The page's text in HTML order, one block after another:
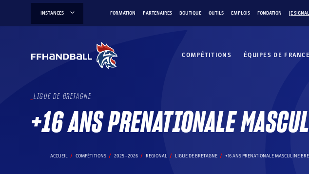
INSTANCES FORMATION PARTENAIRES BOUTIQUE OUTILS EMPLOIS FONDATION JE
COMPÉTITIONS ÉQUIPES DE FRANCE
LIGUE DE BRETAGNE
+16 ANS PRENATIONALE
ACCUEIL COMPÉTITIONS 2025 - 2026 REGIONAL LIGUE DE BRETAGNE +16 ANS PRENATIONALE MASCULINE